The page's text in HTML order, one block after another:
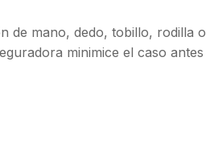
de mano, dedo, tobillo, rodilla
minimice el caso antes